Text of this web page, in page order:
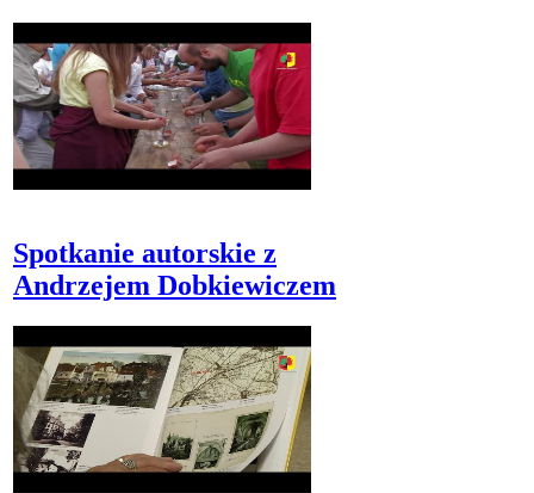
Spotkanie autorskie z
Andrzejem Dobkiewiczem